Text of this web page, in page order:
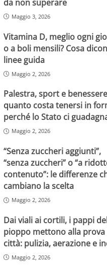
da non superare
Maggio 3, 2026
Vitamina D, meglio ogni
o a boli mensili? Cosa
linee guida
Maggio 2, 2026
Palestra, sport e
quanto costa tenersi in
perché lo Stato ci
Maggio 2, 2026
“Senza zuccheri aggiunti”,
“senza zuccheri” o “a
contenuto”: le differenze
cambiano la scelta
Maggio 2, 2026
Dai viali ai cortili, i pappi del
pioppo mettono alla prova
città: pulizia, aerazione e
Maggio 2, 2026